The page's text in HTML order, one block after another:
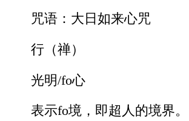
咒语：大日如来心咒
行（禅）
光明/fo心
表示fo境，即超人的境界。